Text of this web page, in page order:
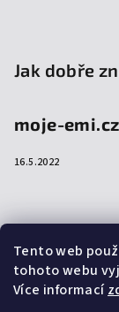
Tento web
tohoto webu
Více informací
Jak dobře
moje-emi.cz
16.5.2022
Přijímáme